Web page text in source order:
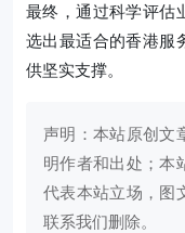
最终，通过科学评估
选出最适合的香港服
供坚实支撑。
声明：本站原创文
明作者和出处；本
代表本站立场，图
联系我们删除。